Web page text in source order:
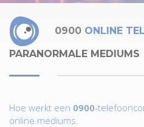
0900 ONLINE
PARANORMALE MEDIUMS
Hoe werkt een 0900-
online mediums.